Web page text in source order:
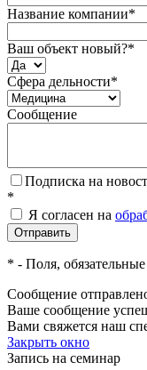
Название компании*
Ваш объект новый?*
Сфера дельности*
Сообщение
Подписка на
*
Я согласен на
* - Поля,
Сообщение
Ваше сообщение
Вами свяжется наш
Закрыть окно
Запись на семинар